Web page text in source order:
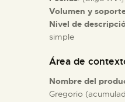
ESPAÑOL
Volumen y
Nivel de
simple
Área de
Nombre del
Gregorio